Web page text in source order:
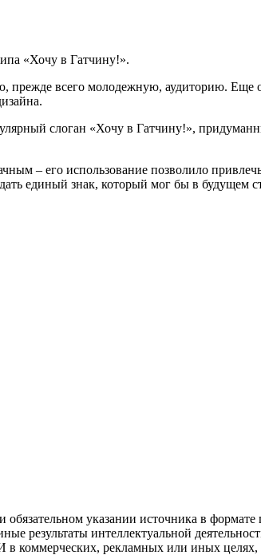
«Хочу в Гатчину!».
всего молодежную, аудиторию. Еще
слоган «Хочу в Гатчину!»,
– его использование позволило
единый знак, который мог бы в будущем
указании источника в формате
результаты интеллектуальной
коммерческих, рекламных или иных целях,